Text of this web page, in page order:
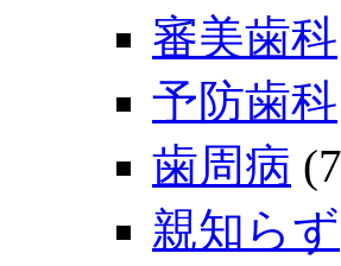
審美歯科
予防歯科
歯周病
親知らず